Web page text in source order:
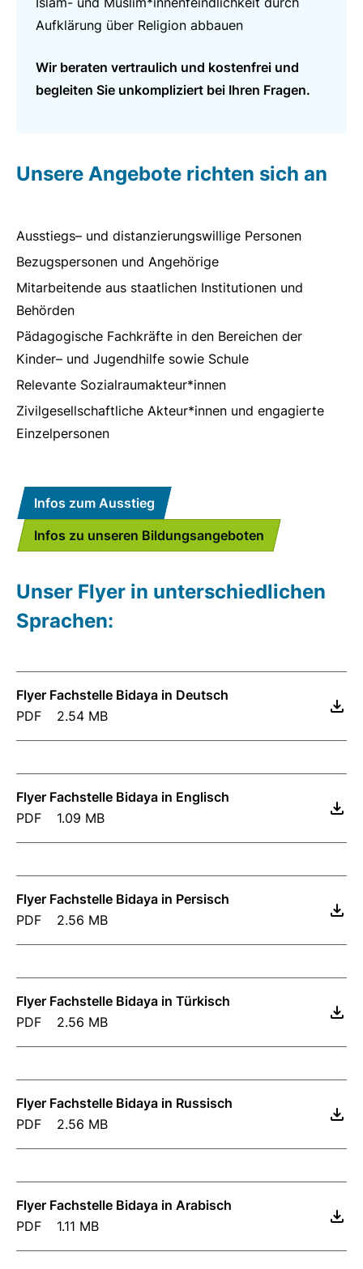
Aufklärung über Religion abbauen
Wir beraten vertraulich und kostenfrei und
begleiten Sie unkompliziert bei Ihren Fragen.
Unsere Angebote richten sich an
Ausstiegs– und distanzierungswillige Personen
Bezugspersonen und Angehörige
Mitarbeitende aus staatlichen Institutionen und
Behörden
Pädagogische Fachkräfte in den Bereichen der
Kinder– und Jugendhilfe sowie Schule
Relevante Sozialraumakteur*innen
Zivilgesellschaftliche Akteur*innen und engagierte
Einzelpersonen
Infos zum Ausstieg
Infos zu unseren Bildungsangeboten
Unser Flyer in unterschiedlichen
Sprachen:
Flyer Fachstelle Bidaya in Deutsch
PDF
2.54 MB
Flyer Fachstelle Bidaya in Englisch
PDF
1.09 MB
Flyer Fachstelle Bidaya in Persisch
PDF
2.56 MB
Flyer Fachstelle Bidaya in Türkisch
PDF
2.56 MB
Flyer Fachstelle Bidaya in Russisch
PDF
2.56 MB
Flyer Fachstelle Bidaya in Arabisch
PDF
1.11 MB